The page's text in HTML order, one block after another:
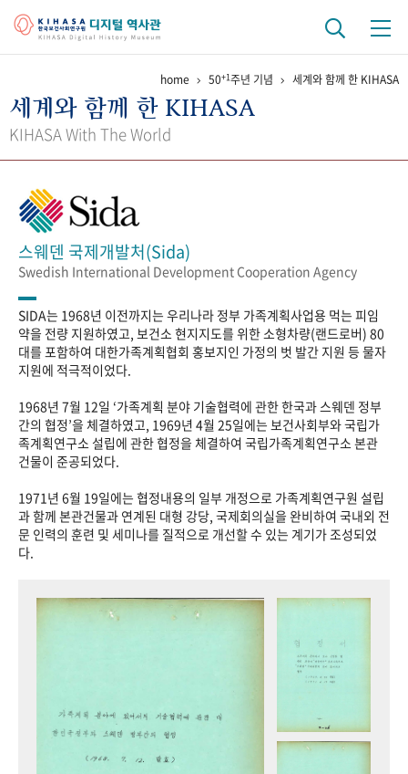
걸어온 길 기관 변천사 역대 기관장
정책과 연구 키워드로 보는 연구 역사
간행물 변천사
기록물 아카이브
사진 아카이브 문서 기록물 행정박물 영상 기록물
성과 50선 숫자로 보는 50년 50+1주년 광장
세계와 함께 한 KIHASA
VR 역사관
home 50+1주년 기념 세계와 함께 한 KIHASA
세계와 함께 한 KIHASA
KIHASA With The World
스웨덴 국제개발처(Sida)
Swedish International Development Cooperation Agency
SIDA는 1968년 이전까지는 우리나라 정부 가족계획사업용 먹는 피임
약을 전량 지원하였고, 보건소 현지지도를 위한 소형차량(랜드로버) 80
대를 포함하여 대한가족계획협회 홍보지인 가정의 벗 발간 지원 등 물자
지원에 적극적이었다.
1968년 7월 12일 ‘가족계획 분야 기술협력에 관한 한국과 스웨덴 정부
간의 협정’을 체결하였고, 1969년 4월 25일에는 보건사회부와 국립가
족계획연구소 설립에 관한 협정을 체결하여 국립가족계획연구소 본관
건물이 준공되었다.
1971년 6월 19일에는 협정내용의 일부 개정으로 가족계획연구원 설립
과 함께 본관건물과 연계된 대형 강당, 국제회의실을 완비하여 국내외 전
문 인력의 훈련 및 세미나를 질적으로 개선할 수 있는 계기가 조성되었
다.